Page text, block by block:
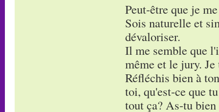
Peut-être que je
Sois naturelle et
dévaloriser.
Il me semble que
même et le jury.
Réfléchis bien à
toi, qu'est-ce que
tout ça? As-tu bien